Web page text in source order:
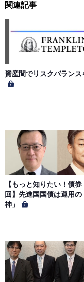
第５条（著作権）
本サイトに掲載さ
社もしくは著作物
とします。会員は
送信、譲渡、翻案
侵害する行為を行
サイトのサービス
第７条（個人情報
当社は、会員の個
「プライバシーポ
とします。
関連記事
資産間でリスクバランス
【もっと知りたい！債
回】先進国国債は運用の
神」